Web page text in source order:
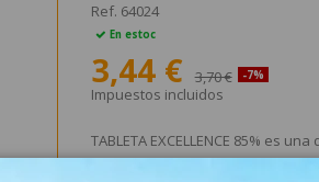
Ref. 64024
En estoc
3,44 € 3,70 € -7%
Impuestos incluidos
TABLETA EXCELLENCE 85% es